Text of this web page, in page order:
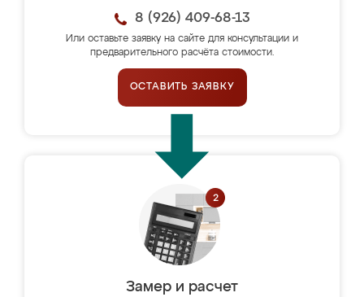
8 (926) 409-68-13
Или оставьте заявку на сайте для консультации и
предварительного расчёта стоимости.
ОСТАВИТЬ ЗАЯВКУ
Замер и расчет